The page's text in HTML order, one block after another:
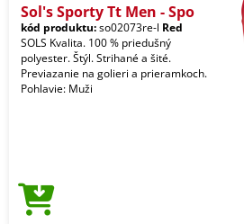
Sol's Sporty Tt Men - Spo
kód produktu:so02073re-l Red
SOLS Kvalita. 100 % priedušný
polyester. Štýl. Strihané a šité.
Previazanie na golieri a prieramkoch.
Pohlavie: Muži